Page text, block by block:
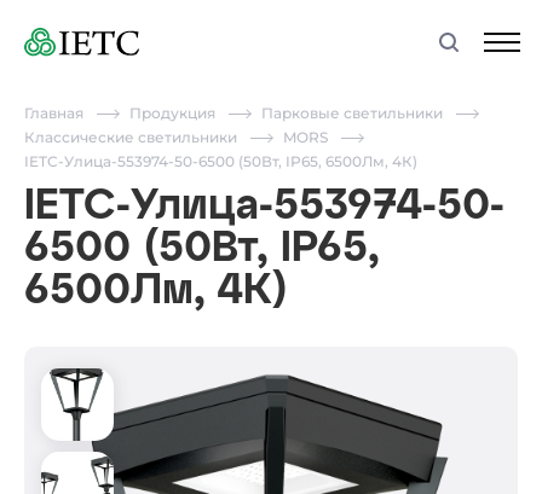
Главная Продукция
Парковые светильники
Классические светильники
MORS
IETC-Улица-553974-50-6500 (50Вт, IP65, 6500Лм, 4К)
IETC-Улица-553974-50-
6500 (50Вт, IP65,
6500Лм, 4К)